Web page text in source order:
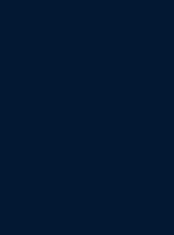
пунктов
Этот ресторан
также
номеров